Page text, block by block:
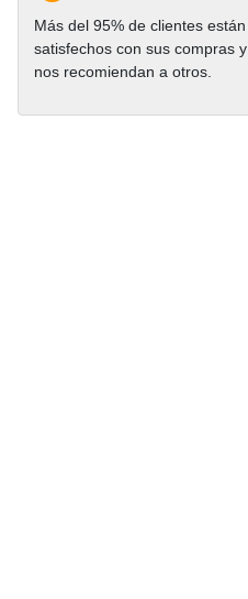
Más del 95% de clientes están
satisfechos con sus compras y
nos recomiendan a otros.